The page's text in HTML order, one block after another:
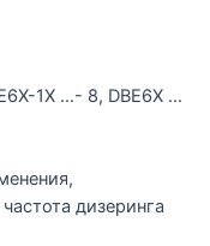
1X …- 8, DBE6X …
дизеринга